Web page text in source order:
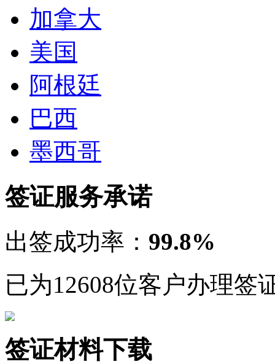
加拿大
美国
阿根廷
巴西
墨西哥
签证服务承诺
出签成功率： 99.8%
已为12608位客户办理签
签证材料下载